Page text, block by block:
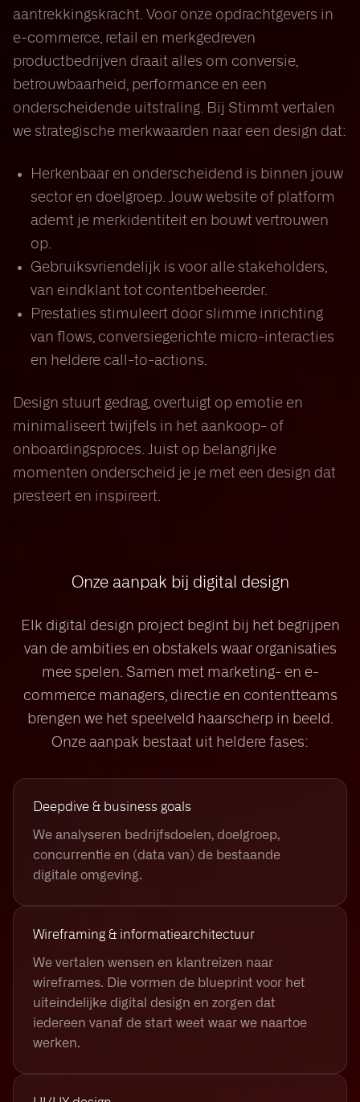
aantrekkingskracht. Voor onze opdrachtgevers in
e-commerce, retail en merkgedreven
productbedrijven draait alles om conversie,
betrouwbaarheid, performance en een
onderscheidende uitstraling. Bij Stimmt vertalen
we strategische merkwaarden naar een design dat:
Herkenbaar en onderscheidend is binnen jouw
sector en doelgroep. Jouw website of platform
ademt je merkidentiteit en bouwt vertrouwen
op.
Gebruiksvriendelijk is voor alle stakeholders,
van eindklant tot contentbeheerder.
Prestaties stimuleert door slimme inrichting
van flows, conversiegerichte micro-interacties
en heldere call-to-actions.
Design stuurt gedrag, overtuigt op emotie en
minimaliseert twijfels in het aankoop- of
onboardingsproces. Juist op belangrijke
momenten onderscheid je je met een design dat
presteert en inspireert.
Onze aanpak bij digital design
Elk digital design project begint bij het begrijpen
van de ambities en obstakels waar organisaties
mee spelen. Samen met marketing- en e-
commerce managers, directie en contentteams
brengen we het speelveld haarscherp in beeld.
Onze aanpak bestaat uit heldere fases:
Deepdive & business goals
We analyseren bedrijfsdoelen, doelgroep,
concurrentie en (data van) de bestaande
digitale omgeving.
Wireframing & informatiearchitectuur
We vertalen wensen en klantreizen naar
wireframes. Die vormen de blueprint voor het
uiteindelijke digital design en zorgen dat
iedereen vanaf de start weet waar we naartoe
werken.